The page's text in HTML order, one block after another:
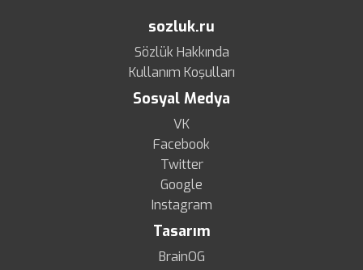
sozluk.ru
Sözlük Hakkında
Kullanım Koşulları
Sosyal Medya
VK
Facebook
Twitter
Google
Instagram
Tasarım
BrainOG